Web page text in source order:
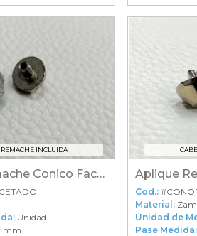
INCLUIDA
Aplique Remache Conico Facetado
Unidad
mm
Cod.:
Material:
Unidad de
Pase Medida: